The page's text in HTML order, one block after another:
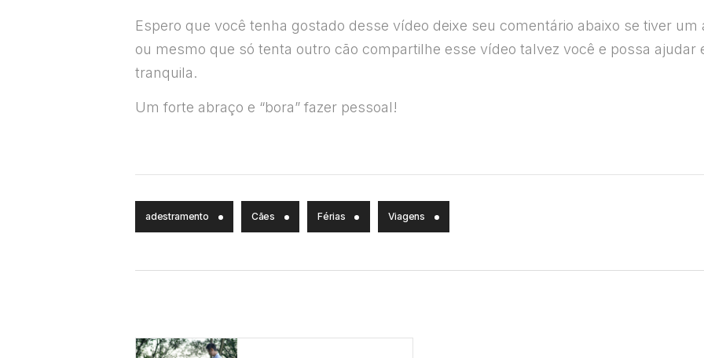
Espero que você tenha gostado desse vídeo deixe seu comentário abaixo se tiver
ou mesmo que só tenta outro cão compartilhe esse vídeo talvez você e possa ajudar
tranquila.
Um forte abraço e “bora” fazer pessoal!
adestramento Cães Férias Viagens
Navegação